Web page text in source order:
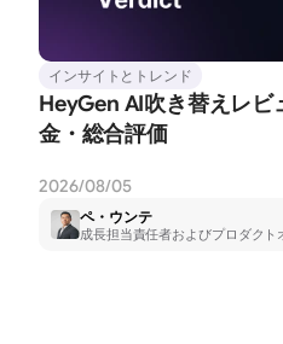
インサイトとトレンド
HeyGen AI吹き替えレ
金・総合評価
2026/08/05
ペ・ウンテ
成長担当責任者およびプロダクト